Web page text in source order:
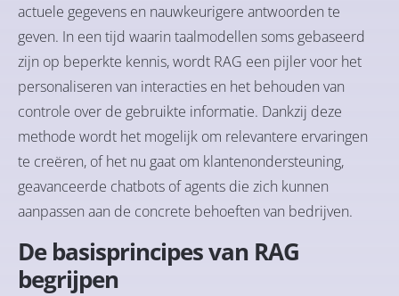
actuele gegevens en nauwkeurigere antwoorden te
geven. In een tijd waarin taalmodellen soms gebaseerd
zijn op beperkte kennis, wordt RAG een pijler voor het
personaliseren van interacties en het behouden van
controle over de gebruikte informatie. Dankzij deze
methode wordt het mogelijk om relevantere ervaringen
te creëren, of het nu gaat om klantenondersteuning,
geavanceerde chatbots of agents die zich kunnen
aanpassen aan de concrete behoeften van bedrijven.
De basisprincipes van RAG
begrijpen